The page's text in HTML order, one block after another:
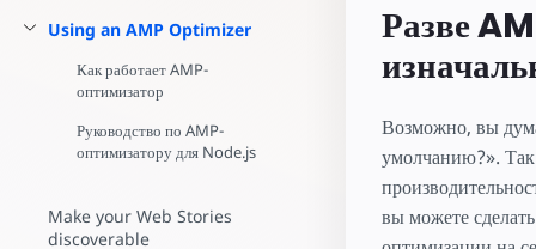
Using an AMP Optimizer
Как работает AMP-
оптимизатор
Руководство по AMP-
оптимизатору для Node.js
Make your Web Stories
discoverable
Разве
Возможно, вы
умолчанию?».
вы можете